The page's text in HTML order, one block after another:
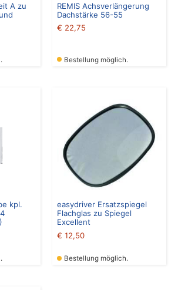
A zu
REMIS Achsverlängerung
Dachstärke 56-55
€ 22,75
Bestellung möglich.
kpl.
easydriver Ersatzspiegel
Flachglas zu Spiegel
Excellent
€ 12,50
Bestellung möglich.